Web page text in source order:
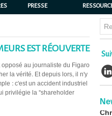
PRESSE
EST RÉOUVERTE
au journaliste du Figaro
la vérité. Et depuis lors, il n'y
: c'est un accident industriel
privilégie la "shareholder
30/